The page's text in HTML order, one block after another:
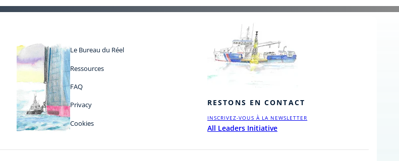
Le Bureau du Réel
Ressources
FAQ
Privacy
Cookies
RESTONS EN CONTACT
INSCRIVEZ-VOUS À LA NEWSLETTER
All Leaders Initiative